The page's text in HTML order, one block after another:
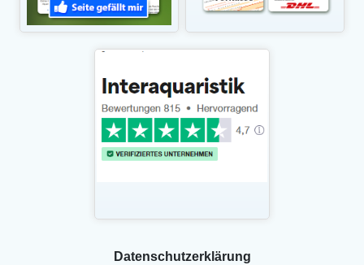
Daten­schutz­erklärung